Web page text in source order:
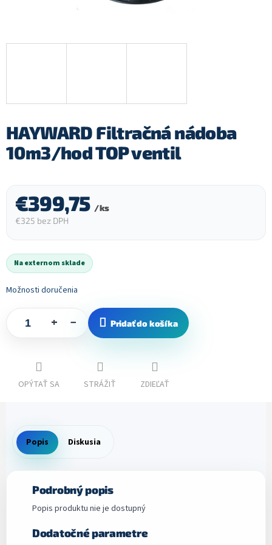
HAYWARD Filtračná nádoba
10m3/hod TOP ventil
€399,75 / ks
€325 bez DPH
Na externom sklade
Možnosti doručenia
+ − Pridať do košíka
OPÝTAŤ SA STRÁŽIŤ ZDIEĽAŤ
Popis Diskusia
Podrobný popis
Popis produktu nie je dostupný
Dodatočné parametre